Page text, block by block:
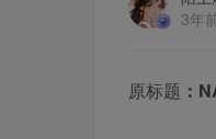
3年
原标题 ：